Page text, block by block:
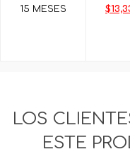
15 MESES
LOS
ESTE